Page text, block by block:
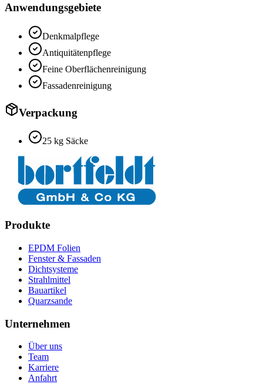
Anwendungsgebiete
Denkmalpflege
Antiquitätenpflege
Feine Oberflächenreinigung
Fassadenreinigung
Verpackung
25 kg Säcke
Produkte
EPDM Folien
Fenster & Fassaden
Dichtsysteme
Strahlmittel
Bauartikel
Quarzsande
Unternehmen
Über uns
Team
Karriere
Anfahrt